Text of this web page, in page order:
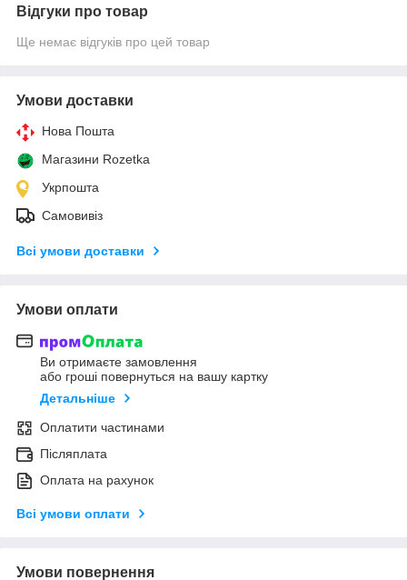
Відгуки про товар
Ще немає відгуків про цей товар
Умови доставки
Нова Пошта
Магазини Rozetka
Укрпошта
Самовивіз
Всі умови доставки
Умови оплати
Ви отримаєте замовлення
або гроші повернуться на вашу картку
Детальніше
Оплатити частинами
Післяплата
Оплата на рахунок
Всі умови оплати
Умови повернення